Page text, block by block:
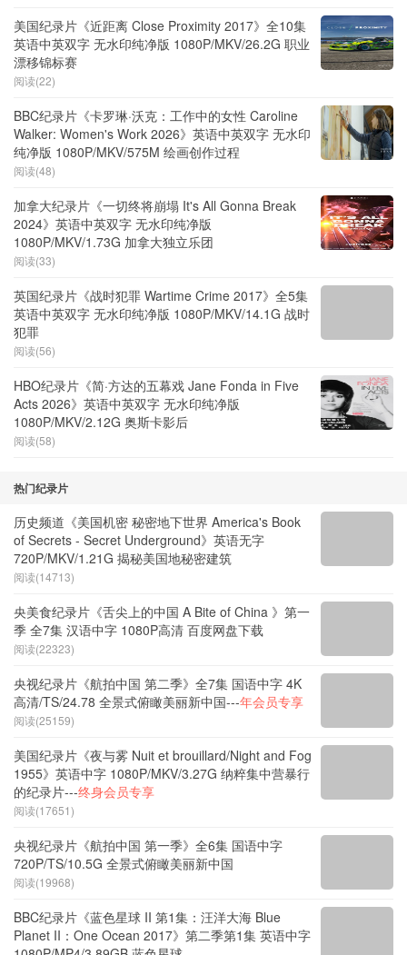
美国纪录片《近距离 Close Proximity 2017》全10集
英语中英双字 无水印纯净版 1080P/MKV/26.2G 职业
漂移锦标赛
阅读(22)
BBC纪录片《卡罗琳·沃克：工作中的女性 Caroline
Walker: Women's Work 2026》英语中英双字 无水印
纯净版 1080P/MKV/575M 绘画创作过程
阅读(48)
加拿大纪录片《一切终将崩塌 It's All Gonna Break
2024》英语中英双字 无水印纯净版
1080P/MKV/1.73G 加拿大独立乐团
阅读(33)
英国纪录片《战时犯罪 Wartime Crime 2017》全5集
英语中英双字 无水印纯净版 1080P/MKV/14.1G 战时
犯罪
阅读(56)
HBO纪录片《简·方达的五幕戏 Jane Fonda in Five
Acts 2026》英语中英双字 无水印纯净版
1080P/MKV/2.12G 奥斯卡影后
阅读(58)
热门纪录片
历史频道《美国机密 秘密地下世界 America's Book
of Secrets - Secret Underground》英语无字
720P/MKV/1.21G 揭秘美国地秘密建筑
阅读(14713)
央美食纪录片《舌尖上的中国 A Bite of China 》第一
季 全7集 汉语中字 1080P高清 百度网盘下载
阅读(22323)
央视纪录片《航拍中国 第二季》全7集 国语中字 4K
高清/TS/24.78 全景式俯瞰美丽新中国---年会员专享
阅读(25159)
美国纪录片《夜与雾 Nuit et brouillard/Night and Fog
1955》英语中字 1080P/MKV/3.27G 纳粹集中营暴行
的纪录片---终身会员专享
阅读(17651)
央视纪录片《航拍中国 第一季》全6集 国语中字
720P/TS/10.5G 全景式俯瞰美丽新中国
阅读(19968)
BBC纪录片《蓝色星球 II 第1集：汪洋大海 Blue
Planet II：One Ocean 2017》第二季第1集 英语中字